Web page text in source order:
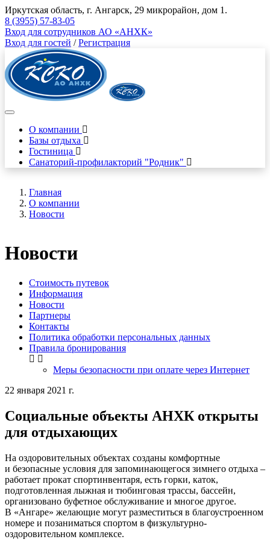
Иркутская область, г. Ангарск, 29 микрорайон, дом 1.
8 (3955) 57-83-05
Вход для сотрудников АО «АНХК»
Вход для гостей /Регистрация
О компании
Базы отдыха
Гостиница
Санаторий-профилакторий "Родник"
Главная
О компании
Новости
Новости
Стоимость путевок
Информация
Новости
Партнеры
Контакты
Политика обработки персональных данных
Правила бронирования
Меры безопасности при оплате через Интернет
22 января 2021 г.
Социальные объекты АНХК открыты
для отдыхающих
На оздоровительных объектах созданы комфортные
и безопасные условия для запоминающегося зимнего отдыха –
работает прокат спортинвентаря, есть горки, каток,
подготовленная лыжная и тюбинговая трассы, бассейн,
организовано буфетное обслуживание и многое другое.
В «Ангаре» желающие могут разместиться в благоустроенном
номере и позаниматься спортом в физкультурно-
оздоровительном комплексе.